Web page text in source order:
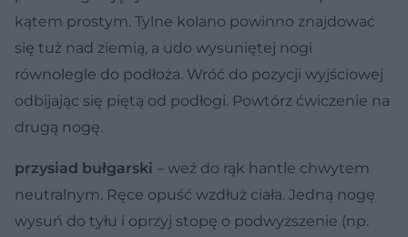
kątem prostym. Tylne kolano powinno znajdować
się tuż nad ziemią, a udo wysuniętej nogi
równolegle do podłoża. Wróć do pozycji wyjściowej
odbijając się piętą od podłogi. Powtórz ćwiczenie na
drugą nogę.
przysiad bułgarski – weź do rąk hantle chwytem
neutralnym. Ręce opuść wzdłuż ciała. Jedną nogę
wysuń do tyłu i oprzyj stopę o podwyższenie (np.